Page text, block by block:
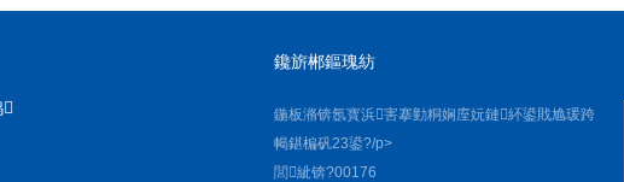
鑱旂郴鏂瑰紡
鍦板潃锛氬寳浜害搴勭粡娴庢妧鏈紑鍙戝尯瑗跨
幆鍖楄矾23鍙?/p>
閭紪锛?00176